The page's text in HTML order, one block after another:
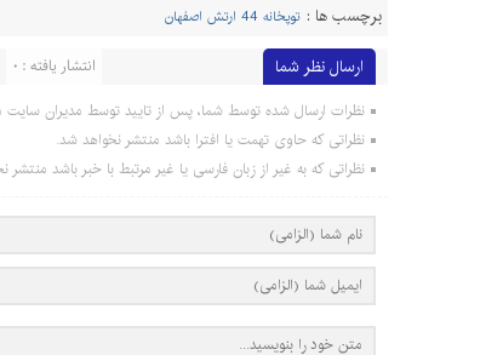
برچسب ها : توپخانه 44 ارتش اصفهان
ارسال نظر شما انتشار یافته : 0
نظرات ارسال شده توسط شما، پس از تایید توسط مدیران
نظراتی که حاوی تهمت یا افترا باشد منتشر نخواهد شد.
نظراتی که به غیر از زبان فارسی یا غیر مرتبط با خبر باشد منتشر